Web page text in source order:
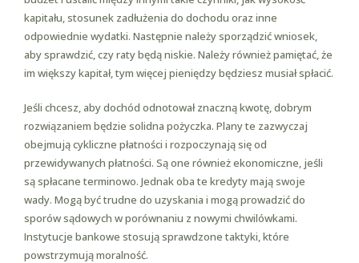
kapitału, stosunek zadłużenia do dochodu oraz inne
odpowiednie wydatki. Następnie należy sporządzić wniosek,
aby sprawdzić, czy raty będą niskie. Należy również pamiętać, że
im większy kapitał, tym więcej pieniędzy będziesz musiał spłacić.
Jeśli chcesz, aby dochód odnotował znaczną kwotę, dobrym
rozwiązaniem będzie solidna pożyczka. Plany te zazwyczaj
obejmują cykliczne płatności i rozpoczynają się od
przewidywanych płatności. Są one również ekonomiczne, jeśli
są spłacane terminowo. Jednak oba te kredyty mają swoje
wady. Mogą być trudne do uzyskania i mogą prowadzić do
sporów sądowych w porównaniu z nowymi chwilówkami.
Instytucje bankowe stosują sprawdzone taktyki, które
powstrzymują moralność.